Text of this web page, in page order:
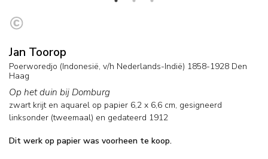
Jan Toorop
Poerworedjo (Indonesië, v/h Nederlands-Indië) 1858-1928 Den
Haag
Op het duin bij Domburg
zwart krijt en aquarel op papier 6,2 x 6,6 cm, gesigneerd
linksonder (tweemaal) en gedateerd 1912
Dit werk op papier was voorheen te koop.